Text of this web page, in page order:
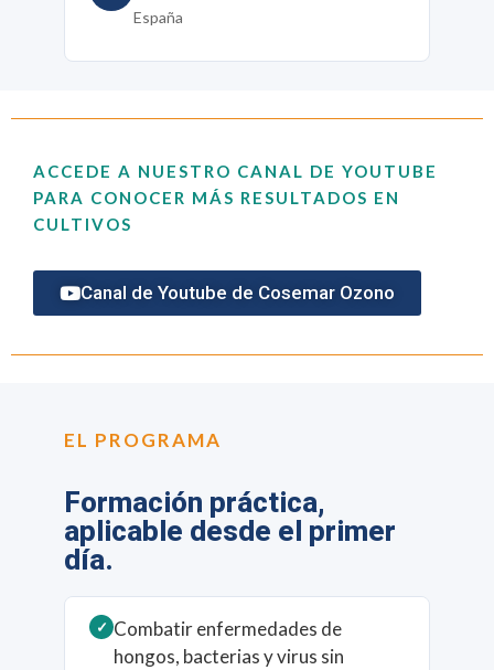
España
ACCEDE A NUESTRO CANAL DE YOUTUBE
PARA CONOCER MÁS RESULTADOS EN
CULTIVOS​
Canal de Youtube de Cosemar Ozono
EL PROGRAMA
Formación práctica,
aplicable desde el primer
día.
✓ Combatir enfermedades de
hongos, bacterias y virus sin